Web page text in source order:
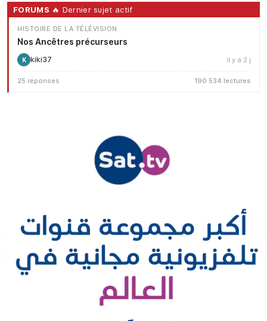
FORUMS 🔥 Dernier sujet actif
HISTOIRE DE LA TÉLÉVISION
Nos Ancêtres précurseurs
K kiki37 il y a 2 j
25 réponses 190 534 lectures